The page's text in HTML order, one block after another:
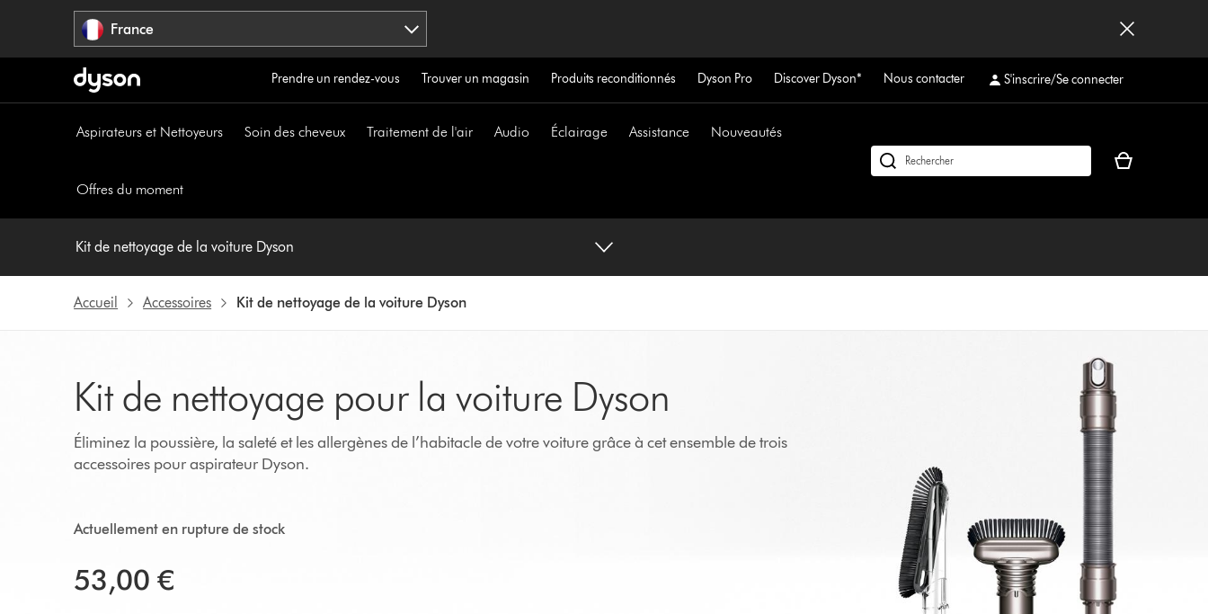
France
Prendre un rendez-vous Trouver un magasin Produits reconditionnés Dyson Pro Discover Dyson* Nous contacter S'inscrire/Se connecter
Aspirateurs et Nettoyeurs Soin des cheveux Traitement de l'air Audio Éclairage Assistance Nouveautés
Offres du moment
Rechercher
Votre
vide
Kit de nettoyage de la voiture Dyson
Accueil Accessoires Kit de nettoyage de la voiture Dyson
Kit de nettoyage pour la voiture Dyson
Éliminez la poussière, la saleté et les allergènes de l’habitacle de votre voiture grâce à cet ensemble de trois
accessoires pour aspirateur Dyson.
Actuellement en rupture de stock
53,00 €